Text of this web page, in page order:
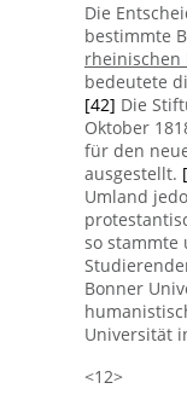
Die
bestimmte
rheinischen
bedeutete
[42] Die
Oktober
für den
ausgestellt.
Umland
so stammte
Bonner
Universität
<12>